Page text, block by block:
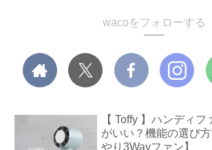
wacoをフォローする
【 Toffy 】ハンディ
がいい？機能の選び
やり3Wayファン】